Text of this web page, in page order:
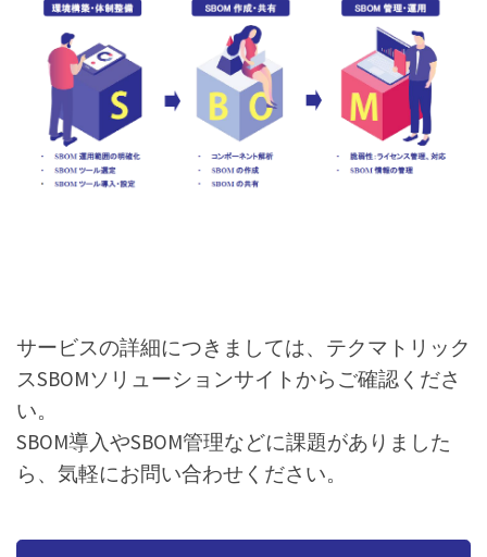
サービスの詳細につきましては、テクマトリック
スSBOMソリューションサイトからご確認くださ
い。
SBOM導入やSBOM管理などに課題がありました
ら、気軽にお問い合わせください。